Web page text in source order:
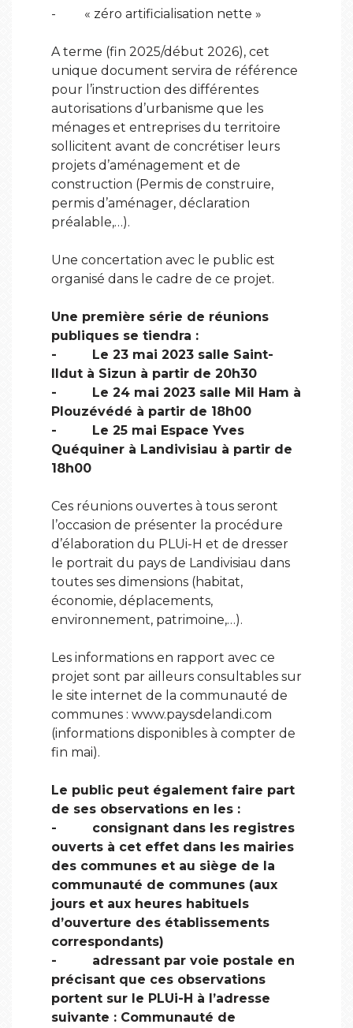
- « zéro artificialisation nette »
A terme (fin 2025/début 2026), cet
unique document servira de référence
pour l’instruction des différentes
autorisations d’urbanisme que les
ménages et entreprises du territoire
sollicitent avant de concrétiser leurs
projets d’aménagement et de
construction (Permis de construire,
permis d’aménager, déclaration
préalable,…).
Une concertation avec le public est
organisé dans le cadre de ce projet.
Une première série de réunions
publiques se tiendra :
- Le 23 mai 2023 salle Saint-
Ildut à Sizun à partir de 20h30
- Le 24 mai 2023 salle Mil Ham à
Plouzévédé à partir de 18h00
- Le 25 mai Espace Yves
Quéquiner à Landivisiau à partir de
18h00
Ces réunions ouvertes à tous seront
l’occasion de présenter la procédure
d’élaboration du PLUi-H et de dresser
le portrait du pays de Landivisiau dans
toutes ses dimensions (habitat,
économie, déplacements,
environnement, patrimoine,…).
Les informations en rapport avec ce
projet sont par ailleurs consultables sur
le site internet de la communauté de
communes : www.paysdelandi.com
(informations disponibles à compter de
fin mai).
Le public peut également faire part
de ses observations en les :
- consignant dans les registres
ouverts à cet effet dans les mairies
des communes et au siège de la
communauté de communes (aux
jours et aux heures habituels
d’ouverture des établissements
correspondants)
- adressant par voie postale en
précisant que ces observations
portent sur le PLUi-H à l’adresse
suivante : Communauté de